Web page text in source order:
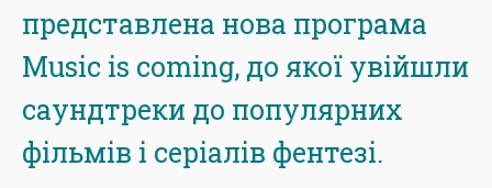
представлена нова програма
Music is coming, до якої увійшли
саундтреки до популярних
фільмів і серіалів фентезі.